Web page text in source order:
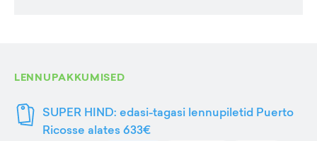
LENNUPAKKUMISED
SUPER HIND: edasi-tagasi lennupiletid Puerto
Ricosse alates 633€